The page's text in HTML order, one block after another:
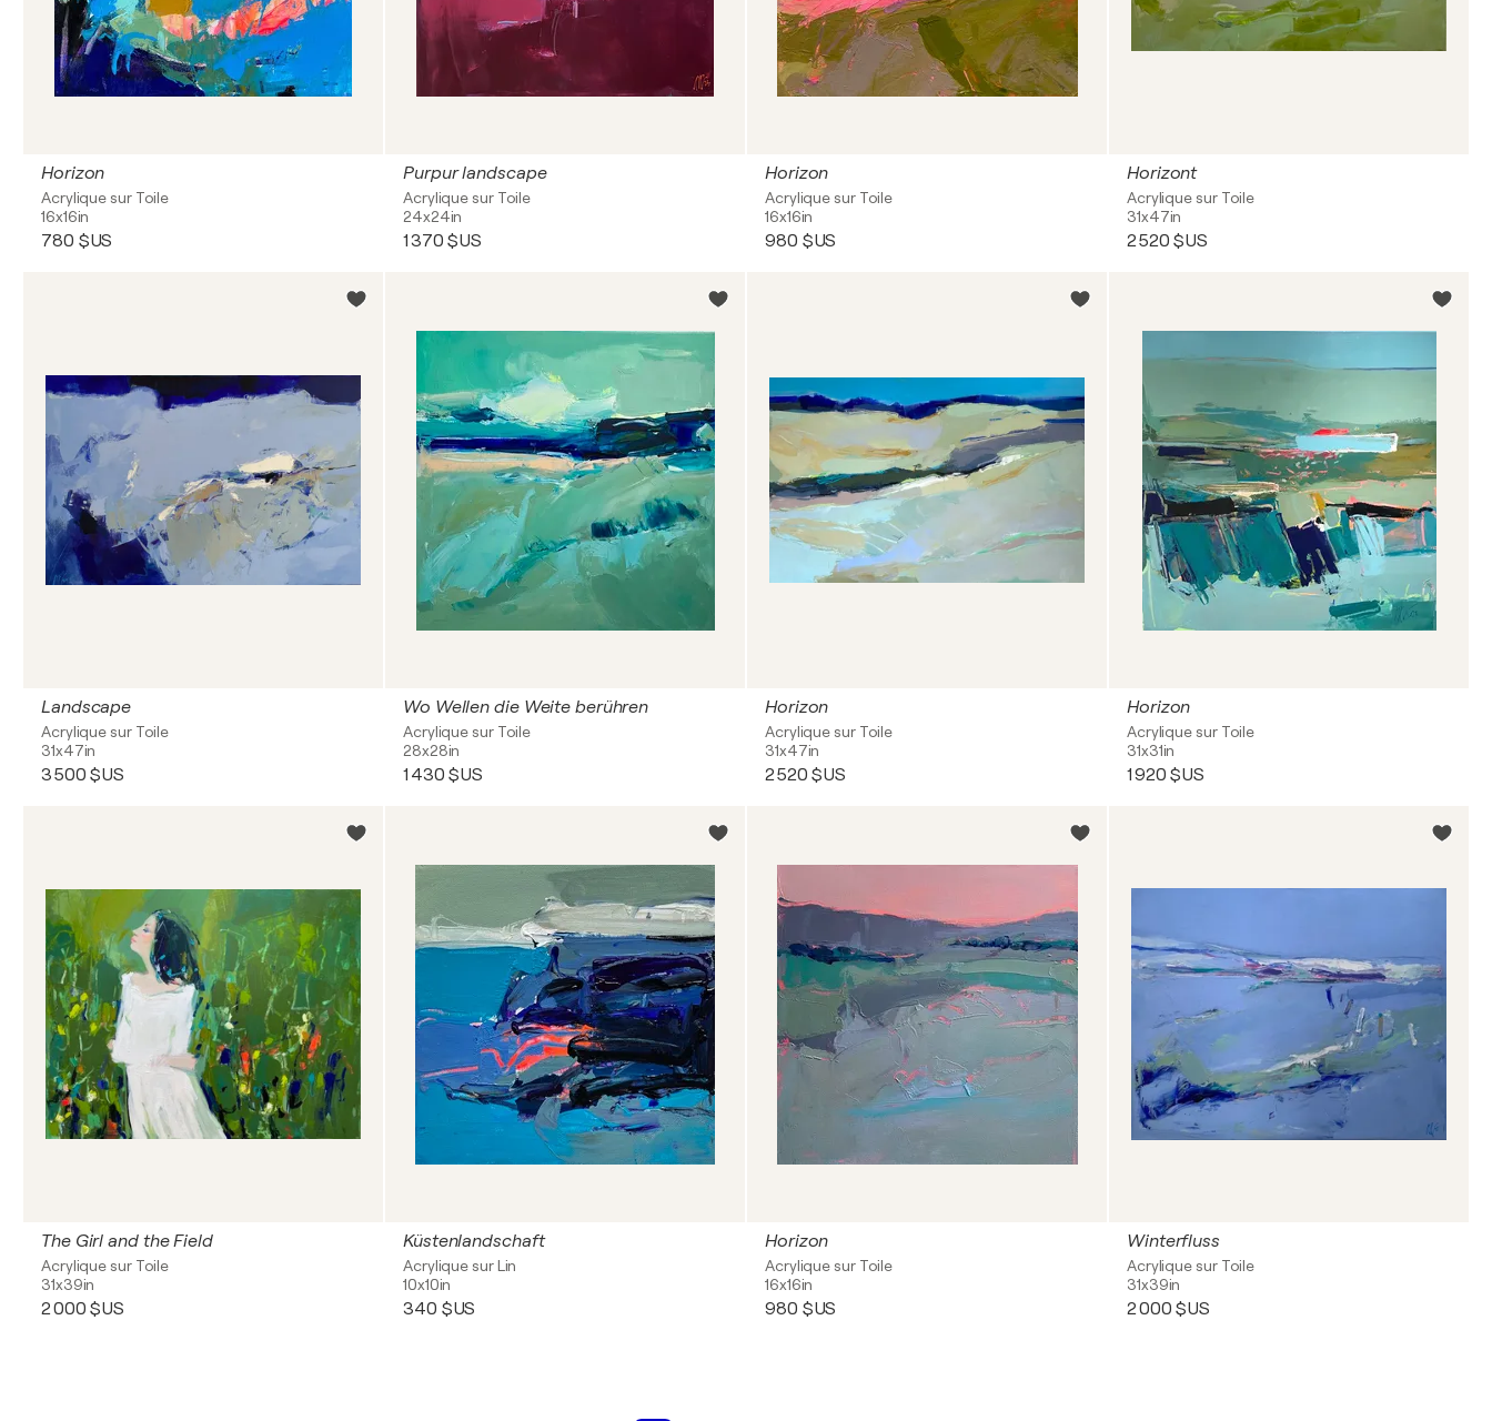
Horizon
Acrylique sur Toile
16x16in
780 $US
Purpur landscape
Acrylique sur Toile
24x24in
1 370 $US
Horizon
Acrylique sur Toile
16x16in
980 $US
Horizont
Acrylique sur Toile
31x47in
2 520 $US
Landscape
Acrylique sur Toile
31x47in
3 500 $US
Wo Wellen die Weite berühren
Acrylique sur Toile
28x28in
1 430 $US
Horizon
Acrylique sur Toile
31x47in
2 520 $US
Horizon
Acrylique sur Toile
31x31in
1 920 $US
The Girl and the Field
Acrylique sur Toile
31x39in
2 000 $US
Küstenlandschaft
Acrylique sur Lin
10x10in
340 $US
Horizon
Acrylique sur Toile
16x16in
980 $US
Winterfluss
Acrylique sur Toile
31x39in
2 000 $US